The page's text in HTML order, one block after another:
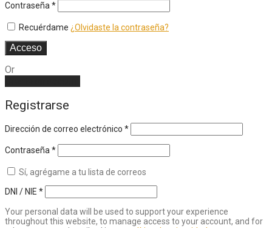
Contraseña *
Recuérdame ¿Olvidaste la contraseña?
Acceso
Or
Registrarse
Dirección de correo electrónico *
Contraseña *
Sí, agrégame a tu lista de correos
DNI / NIE *
Your personal data will be used to support your experience
throughout this website, to manage access to your account, and for